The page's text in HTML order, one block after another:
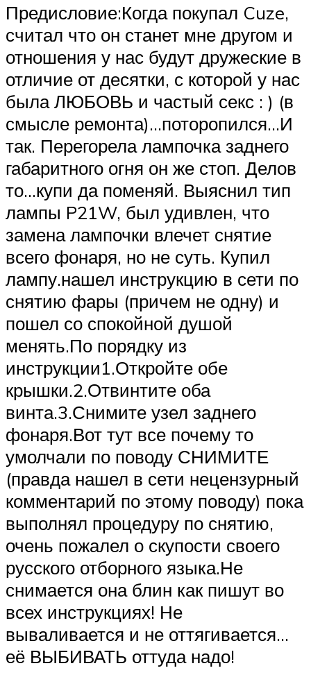
Предисловие:Когда покупал Cuze,
считал что он станет мне другом и
отношения у нас будут дружеские в
отличие от десятки, с которой у нас
была ЛЮБОВЬ и частый секс : ) (в
смысле ремонта)…поторопился…И
так. Перегорела лампочка заднего
габаритного огня он же стоп. Делов
то…купи да поменяй. Выяснил тип
лампы P21W, был удивлен, что
замена лампочки влечет снятие
всего фонаря, но не суть. Купил
лампу.нашел инструкцию в сети по
снятию фары (причем не одну) и
пошел со спокойной душой
менять.По порядку из
инструкции1.Откройте обе
крышки.2.Отвинтите оба
винта.3.Снимите узел заднего
фонаря.Вот тут все почему то
умолчали по поводу СНИМИТЕ
(правда нашел в сети нецензурный
комментарий по этому поводу) пока
выполнял процедуру по снятию,
очень пожалел о скупости своего
русского отборного языка.Не
снимается она блин как пишут во
всех инструкциях! Не
вываливается и не оттягивается…
её ВЫБИВАТЬ оттуда надо!